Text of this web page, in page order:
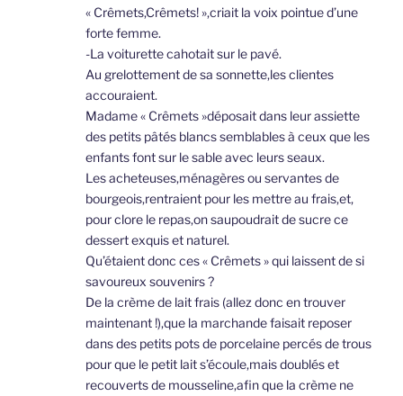
« Crêmets,Crêmets! »,criait la voix pointue d’une
forte femme.
-La voiturette cahotait sur le pavé.
Au grelottement de sa sonnette,les clientes
accouraient.
Madame « Crêmets »déposait dans leur assiette
des petits pâtés blancs semblables à ceux que les
enfants font sur le sable avec leurs seaux.
Les acheteuses,ménagères ou servantes de
bourgeois,rentraient pour les mettre au frais,et,
pour clore le repas,on saupoudrait de sucre ce
dessert exquis et naturel.
Qu’étaient donc ces « Crêmets » qui laissent de si
savoureux souvenirs ?
De la crème de lait frais (allez donc en trouver
maintenant !),que la marchande faisait reposer
dans des petits pots de porcelaine percés de trous
pour que le petit lait s’écoule,mais doublés et
recouverts de mousseline,afin que la crème ne